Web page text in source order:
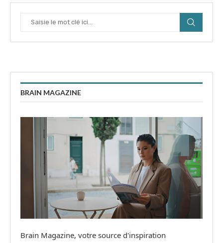
BRAIN MAGAZINE
Brain Magazine, votre source d'inspiration